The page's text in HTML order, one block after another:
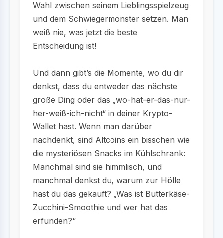
Wahl zwischen seinem Lieblingsspielzeug
und dem Schwiegermonster setzen. Man
weiß nie, was jetzt die beste
Entscheidung ist!
Und dann gibt’s die Momente, wo du dir
denkst, dass du entweder das nächste
große Ding oder das „wo-hat-er-das-nur-
her-weiß-ich-nicht“ in deiner Krypto-
Wallet hast. Wenn man darüber
nachdenkt, sind Altcoins ein bisschen wie
die mysteriösen Snacks im Kühlschrank:
Manchmal sind sie himmlisch, und
manchmal denkst du, warum zur Hölle
hast du das gekauft? „Was ist Butterkäse-
Zucchini-Smoothie und wer hat das
erfunden?“